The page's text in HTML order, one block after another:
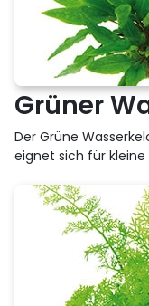
Grüner
Der Grüne
eignet sich für kleine